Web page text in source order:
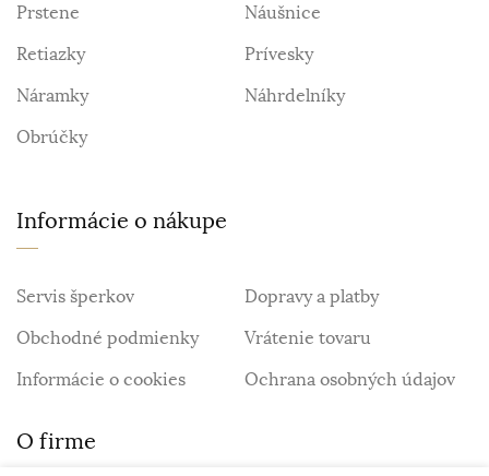
Prstene
Náušnice
Retiazky
Prívesky
Náramky
Náhrdelníky
Obrúčky
Informácie o nákupe
Servis šperkov
Dopravy a platby
Obchodné podmienky
Vrátenie tovaru
Informácie o cookies
Ochrana osobných údajov
O firme